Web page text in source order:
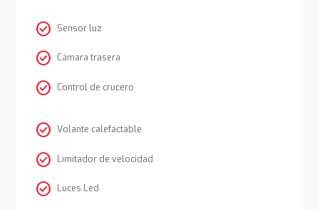
check_circle Sensor luz
check_circle Cámara trasera
check_circle Control de crucero
check_circle Volante calefactable
check_circle Limitador de velocidad
check_circle Luces Led